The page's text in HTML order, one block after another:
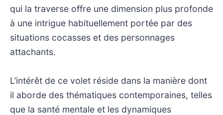
qui la traverse offre une dimension plus profonde
à une intrigue habituellement portée par des
situations cocasses et des personnages
attachants.
L’intérêt de ce volet réside dans la manière dont
il aborde des thématiques contemporaines, telles
que la santé mentale et les dynamiques